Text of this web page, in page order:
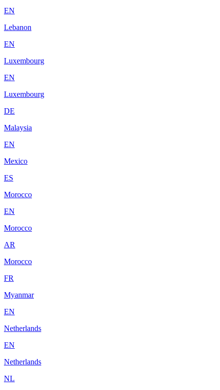
EN
Lebanon
EN
Luxembourg
EN
Luxembourg
DE
Malaysia
EN
Mexico
ES
Morocco
EN
Morocco
AR
Morocco
FR
Myanmar
EN
Netherlands
EN
Netherlands
NL